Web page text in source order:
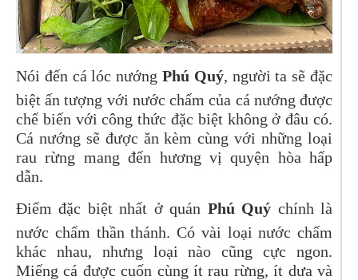
Nói đến cá lóc nướng Phú Quý, người ta sẽ đặc
biệt ấn tượng với nước chấm của cá nướng được
chế biến với công thức đặc biệt không ở đâu có.
Cá nướng sẽ được ăn kèm cùng với những loại
rau rừng mang đến hương vị quyện hòa hấp
dẫn.
Điểm đặc biệt nhất ở quán Phú Quý chính là
nước chấm thần thánh. Có vài loại nước chấm
khác nhau, nhưng loại nào cũng cực ngon.
Miếng cá được cuốn cùng ít rau rừng, ít dưa và